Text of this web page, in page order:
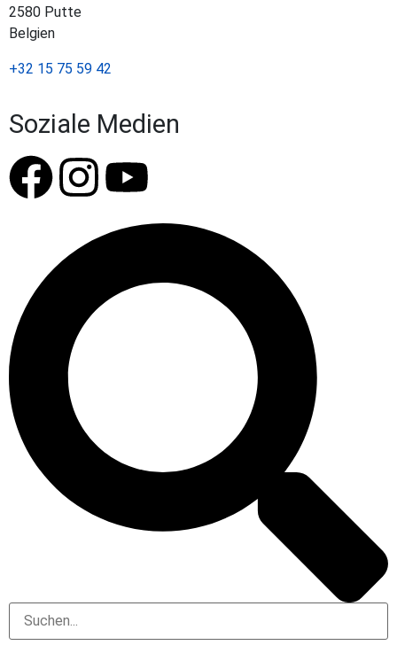
2580 Putte
Belgien
+32 15 75 59 42
Soziale Medien